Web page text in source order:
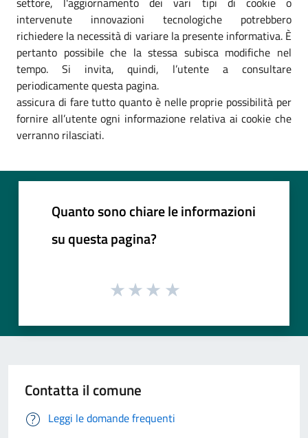
intervenute innovazioni tecnologiche potrebbero
richiedere la necessità di variare la presente informativa. È
pertanto possibile che la stessa subisca modifiche nel
tempo. Si invita, quindi, l’utente a consultare
periodicamente questa pagina.
assicura di fare tutto quanto è nelle proprie possibilità per
fornire all’utente ogni informazione relativa ai cookie che
verranno rilasciati.
Quanto sono chiare le informazioni
su questa pagina?
Contatta il comune
Leggi le domande frequenti